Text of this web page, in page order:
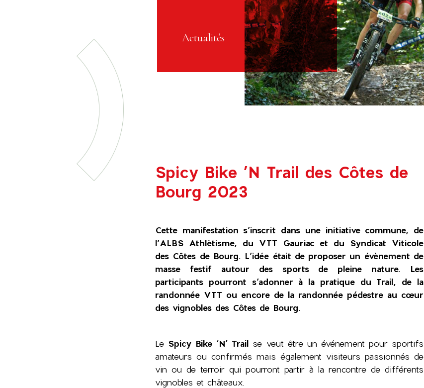
Actualités
Spicy Bike ’N Trail des Côtes de
Bourg 2023
Cette manifestation s’inscrit dans une initiative commune, de
l’ALBS Athlètisme, du VTT Gauriac et du Syndicat Viticole
des Côtes de Bourg. L’idée était de proposer un évènement de
masse festif autour des sports de pleine nature. Les
participants pourront s’adonner à la pratique du Trail, de la
randonnée VTT ou encore de la randonnée pédestre au cœur
des vignobles des Côtes de Bourg.
Le Spicy Bike ‘N’ Trail se veut être un événement pour sportifs
amateurs ou confirmés mais également visiteurs passionnés de
vin ou de terroir qui pourront partir à la rencontre de différents
vignobles et châteaux.